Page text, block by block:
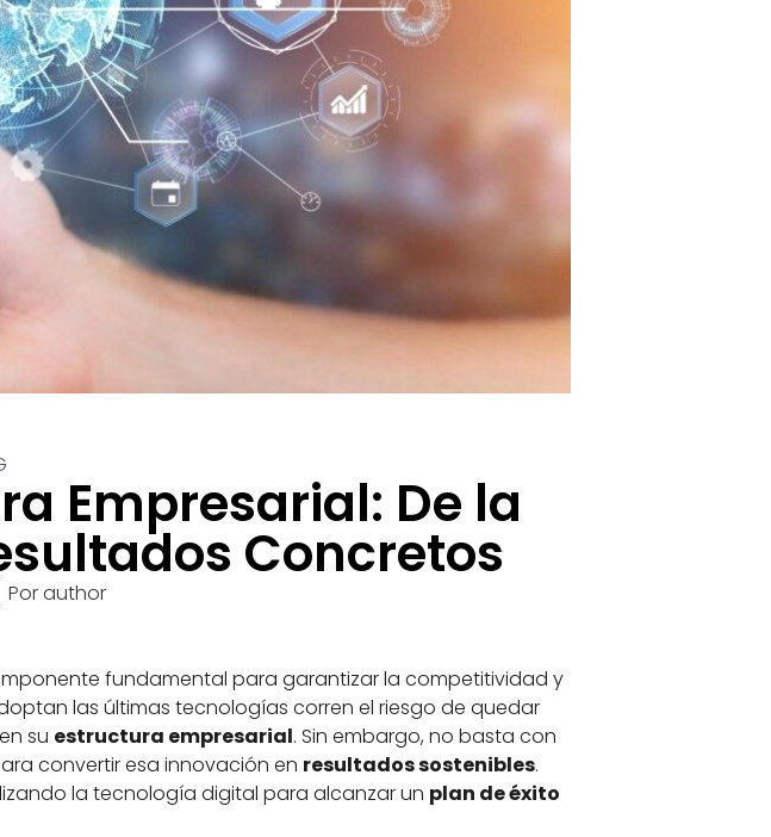
Empresarial: De la
Concretos
Porauthor
fundamental para garantizar la competitividad y
las últimas tecnologías corren el riesgo de quedar
su estructura empresarial. Sin embargo, no basta con
convertir esa innovación en resultados sostenibles.
la tecnología digital para alcanzar un plan de éxito